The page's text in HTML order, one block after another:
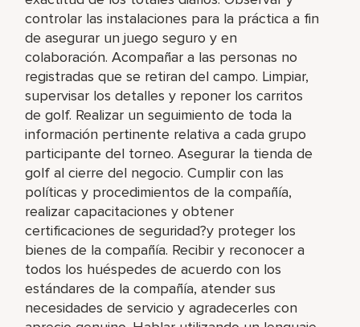
controlar las instalaciones para la práctica a fin
de asegurar un juego seguro y en
colaboración. Acompañar a las personas no
registradas que se retiran del campo. Limpiar,
supervisar los detalles y reponer los carritos
de golf. Realizar un seguimiento de toda la
información pertinente relativa a cada grupo
participante del torneo. Asegurar la tienda de
golf al cierre del negocio. Cumplir con las
políticas y procedimientos de la compañía,
realizar capacitaciones y obtener
certificaciones de seguridad?y proteger los
bienes de la compañía. Recibir y reconocer a
todos los huéspedes de acuerdo con los
estándares de la compañía, atender sus
necesidades de servicio y agradecerles con